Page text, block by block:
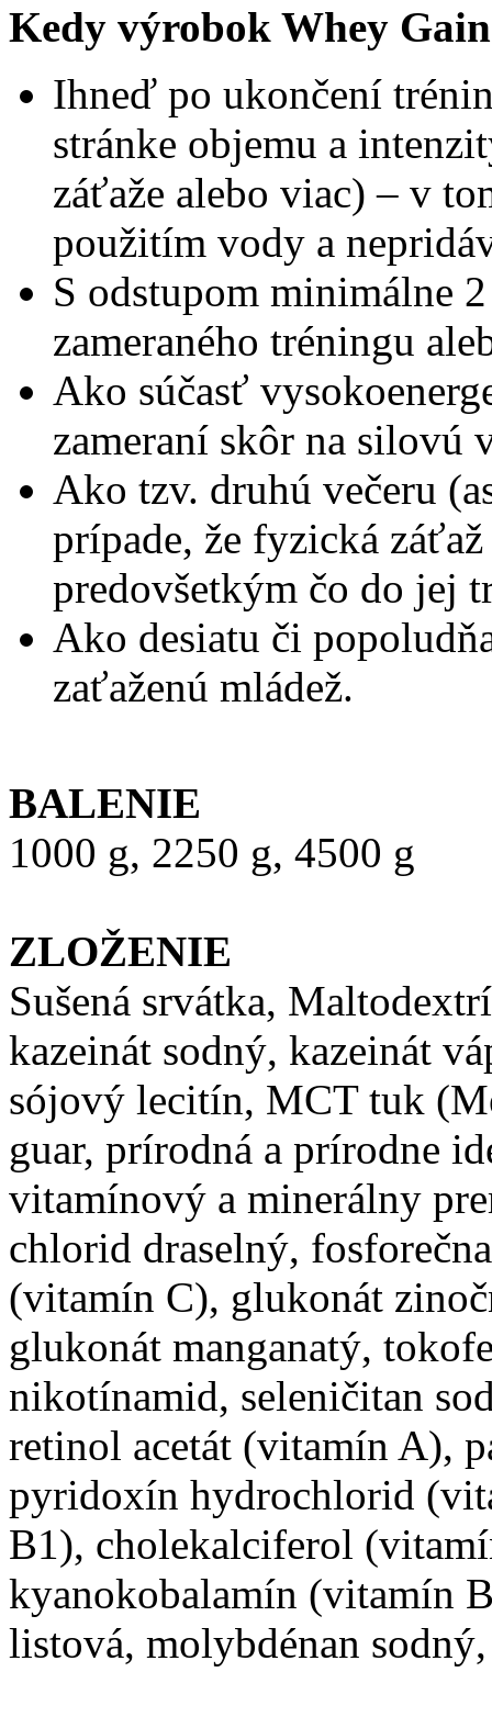
Kedy výrobok Whey
Ihneď po ukončení
stránke objemu a
záťaže alebo viac) – v
použitím vody a
S odstupom minimálne
zameraného tréningu
Ako súčasť
zameraní skôr na
Ako tzv. druhú večeru
prípade, že fyzická
predovšetkým čo do jej
Ako desiatu či
zaťaženú mládež.
BALENIE
1000 g, 2250 g, 4500 g
ZLOŽENIE
Sušená srvátka,
kazeinát sodný, kazeinát
sójový lecitín, MCT tuk
guar, prírodná a prírodne
vitamínový a minerálny
chlorid draselný,
(vitamín C), glukonát
glukonát manganatý,
nikotínamid, seleničitan
retinol acetát (vitamín A),
pyridoxín hydrochlorid
B1), cholekalciferol
kyanokobalamín (vitamín
listová, molybdénan